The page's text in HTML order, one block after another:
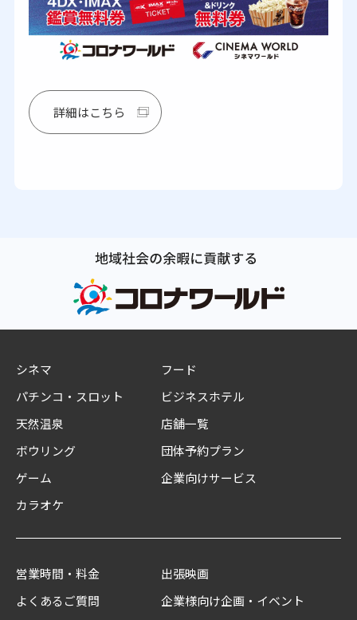
詳細はこちら
シネマ
パチンコ・スロット
天然温泉
ボウリング
ゲーム
カラオケ
フード
ビジネスホテル
店舗一覧
団体予約プラン
企業向けサービス
営業時間・料金
よくあるご質問
出張映画
企業様向け企画・イベント